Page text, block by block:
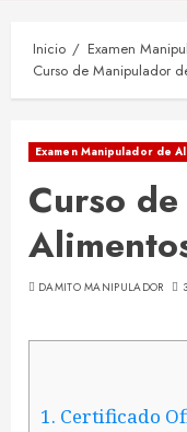
Inicio
Examen
Curso de Manipulador
Examen Manipulador de
Curso
DAMITO MANIPULADOR
1. Certificado